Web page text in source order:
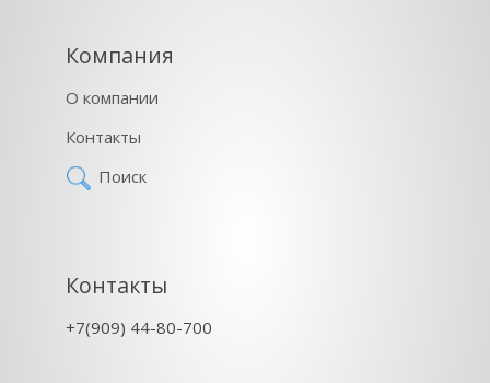
Компания
О компании
Контакты
Поиск
Контакты
+7(909) 44-80-700